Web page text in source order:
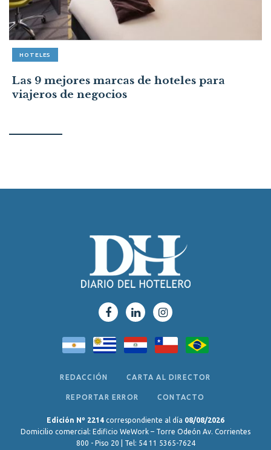
HOTELES
Las 9 mejores marcas de hoteles para
viajeros de negocios
REDACCIÓN CARTA AL DIRECTOR
REPORTAR ERROR CONTACTO
Edición Nº 2214 correspondiente al día 08/08/2026
Domicilio comercial: Edificio WeWork – Torre Odeón Av. Corrientes
800 - Piso 20 | Tel: 54 11 5365-7624